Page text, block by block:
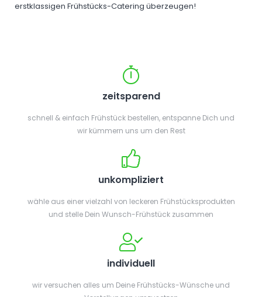
erstklassigen Frühstücks-Catering überzeugen!
zeitsparend
schnell & einfach Frühstück bestellen, entspanne Dich und
wir kümmern uns um den Rest
unkompliziert
wähle aus einer vielzahl von leckeren Frühstücksprodukten
und stelle Dein Wunsch-Frühstück zusammen
individuell
wir versuchen alles um Deine Frühstücks-Wünsche und